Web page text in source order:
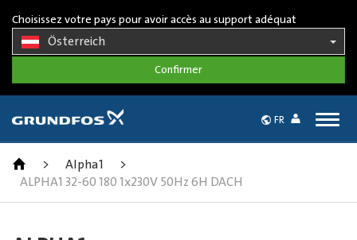
Choisissez votre pays pour avoir accès au support adéquat
Österreich
FR
> Alpha1
>
ALPHA1 32-60 180 1x230V 50Hz 6H DACH